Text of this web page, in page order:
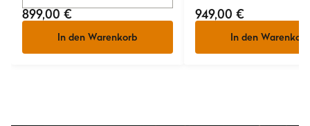
899,00 €
In den Warenkorb
949,00 €
In den Warenkorb